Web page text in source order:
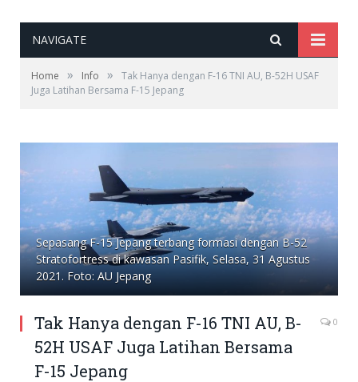
NAVIGATE
Home » Info »
Tak Hanya dengan F-16 TNI AU, B-52H USAF
Juga Latihan Bersama F-15 Jepang
Sepasang F-15 Jepang terbang formasi dengan B-52
Stratofortress di kawasan Pasifik, Selasa, 31 Agustus
2021. Foto: AU Jepang
Tak Hanya dengan F-16 TNI AU, B-
52H USAF Juga Latihan Bersama
F-15 Jepang
0